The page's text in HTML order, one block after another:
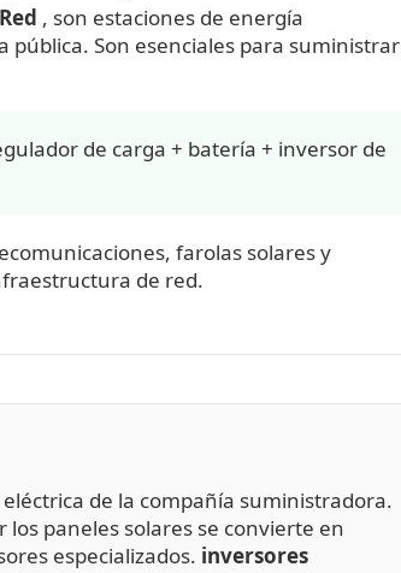
, son estaciones de energía
Son esenciales para suministrar
de carga + batería + inversor de
farolas solares y
de red.
de la compañía suministradora.
paneles solares se convierte en
especializados. inversores